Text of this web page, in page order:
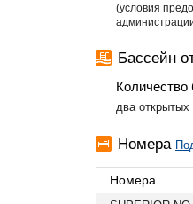
​(условия
Бассейн
Количество
​два открытых
Номера
Номера